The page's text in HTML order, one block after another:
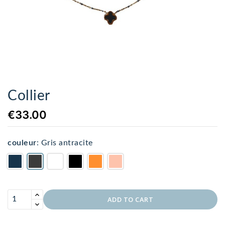
Collier
€33.00
couleur: Gris antracite
ADD TO CART